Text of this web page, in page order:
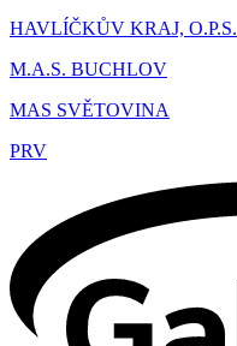
HAVLÍČKŮV KRAJ, O.P.S.
M.A.S. BUCHLOV
MAS SVĚTOVINA
PRV